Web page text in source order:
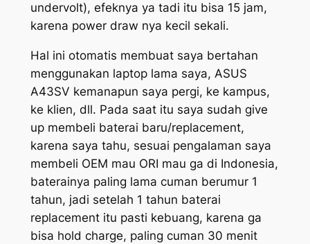
undervolt), efeknya ya tadi itu bisa 15 jam,
karena power draw nya kecil sekali.
Hal ini otomatis membuat saya bertahan
menggunakan laptop lama saya, ASUS
A43SV kemanapun saya pergi, ke kampus,
ke klien, dll. Pada saat itu saya sudah give
up membeli baterai baru/replacement,
karena saya tahu, sesuai pengalaman saya
membeli OEM mau ORI mau ga di Indonesia,
baterainya paling lama cuman berumur 1
tahun, jadi setelah 1 tahun baterai
replacement itu pasti kebuang, karena ga
bisa hold charge, paling cuman 30 menit